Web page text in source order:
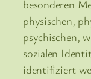
besonderen
physischen,
psychischen,
sozialen
identifiziert